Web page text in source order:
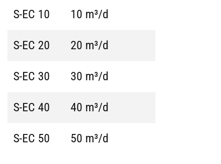
S-EC 10 10 m³/d
S-EC 20 20 m³/d
S-EC 30 30 m³/d
S-EC 40 40 m³/d
S-EC 50 50 m³/d